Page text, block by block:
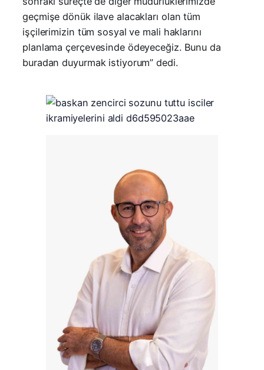
geçmişe dönük ilave alacakları olan tüm
işçilerimizin tüm sosyal ve mali haklarını
planlama çerçevesinde ödeyeceğiz. Bunu da
buradan duyurmak istiyorum” dedi.